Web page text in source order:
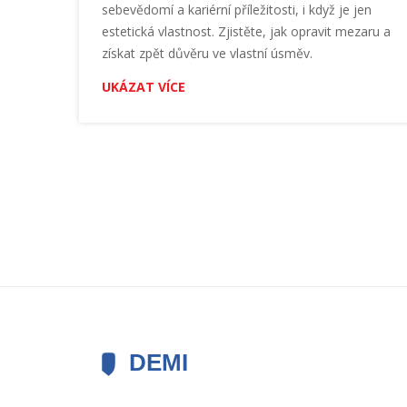
sebevědomí a kariérní příležitosti, i když je jen
estetická vlastnost. Zjistěte, jak opravit mezaru a
získat zpět důvěru ve vlastní úsměv.
UKÁZAT VÍCE